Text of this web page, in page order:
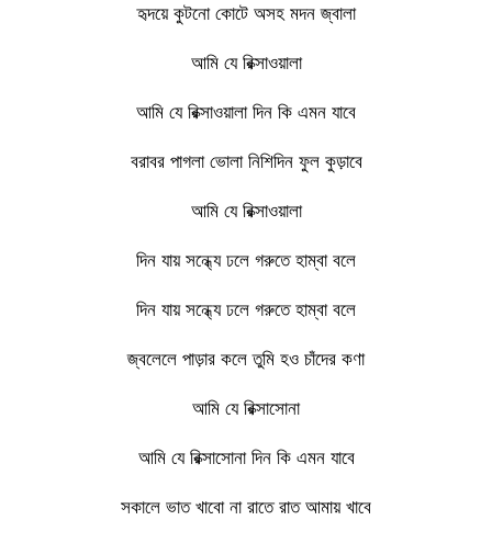
হৃদয়ে কুটনো কোটে অসহ মদন জ্বালা
আমি যে রিক্সাওয়ালা
আমি যে রিক্সাওয়ালা দিন কি এমন যাবে
বরাবর পাগলা ভোলা নিশিদিন ফুল কুড়াবে
আমি যে রিক্সাওয়ালা
দিন যায় সন্ধ্যে ঢলে গরুতে হাম্বা বলে
দিন যায় সন্ধ্যে ঢলে গরুতে হাম্বা বলে
জ্বলেলে পাড়ার কলে তুমি হও চাঁদের কণা
আমি যে রিক্সাসোনা
আমি যে রিক্সাসোনা দিন কি এমন যাবে
সকালে ভাত খাবো না রাতে রাত আমায় খাবে